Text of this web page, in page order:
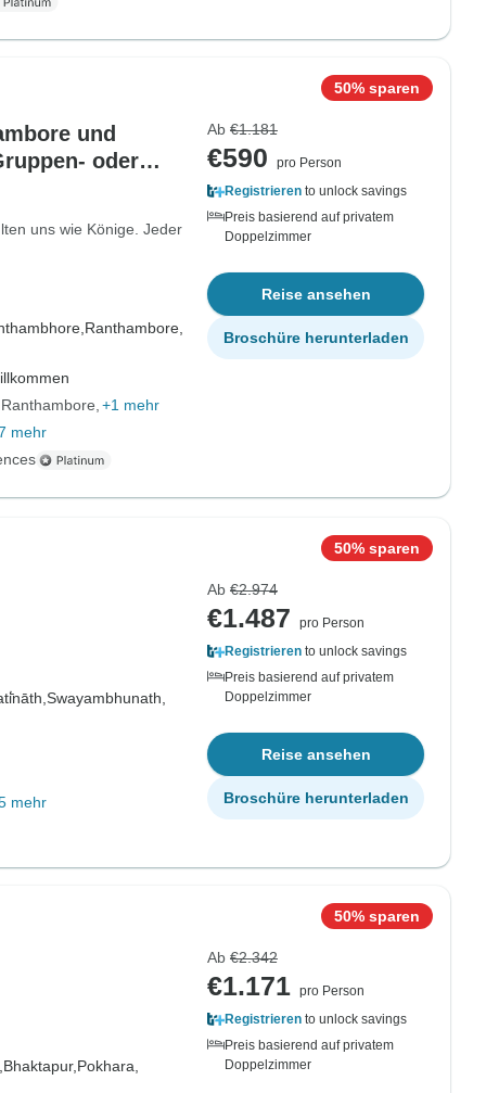
und
oder
uns wie Könige. Jeder
Ranthambore,
+1 mehr
mehr
50% sparen
Ab €1.181
€590
pro Person
Registrieren to unlock savings
Preis basierend auf privatem
Doppelzimmer
Reise ansehen
Broschüre herunterladen
Swayambhunath,
mehr
50% sparen
Ab €2.974
€1.487
pro Person
Registrieren to unlock savings
Preis basierend auf privatem
Doppelzimmer
Reise ansehen
Broschüre herunterladen
Bhaktapur, Pokhara,
50% sparen
Ab €2.342
€1.171 pro Person
Registrieren to unlock savings
Preis basierend auf privatem
Doppelzimmer